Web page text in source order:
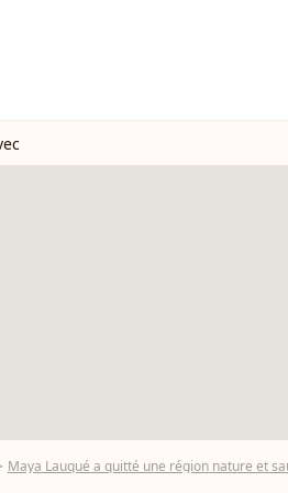
Maya Lauqué a quitté une région nature et